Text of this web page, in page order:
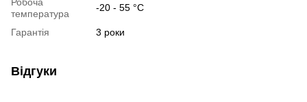
температура
-20 - 55 °С
Гарантія 3 роки
Відгуки